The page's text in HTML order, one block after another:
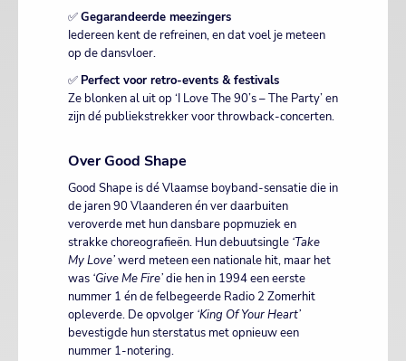
✅Gegarandeerde meezingers
Iedereen kent de refreinen, en dat voel je meteen
op de dansvloer.
✅ Perfect voor retro-events & festivals
Ze blonken al uit op ‘I Love The 90’s – The Party’ en
zijn dé publiekstrekker voor throwback-concerten.
Over Good Shape
Good Shape is dé Vlaamse boyband-sensatie die in
de jaren 90 Vlaanderen én ver daarbuiten
veroverde met hun dansbare popmuziek en
strakke choreografieën. Hun debuutsingle ‘Take
My Love’werd meteen een nationale hit, maar het
was ‘Give Me Fire’die hen in 1994 een eerste
nummer 1 én de felbegeerde Radio 2 Zomerhit
opleverde. De opvolger ‘King Of Your Heart’
bevestigde hun sterstatus met opnieuw een
nummer 1-notering.